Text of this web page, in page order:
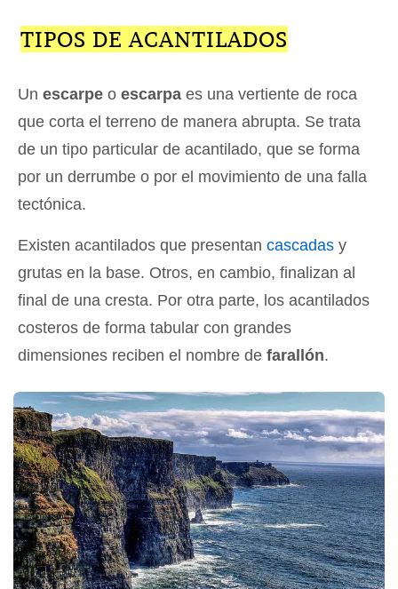
TIPOS DE ACANTILADOS
Un escarpe o escarpa es una vertiente de roca
que corta el terreno de manera abrupta. Se trata
de un tipo particular de acantilado, que se forma
por un derrumbe o por el movimiento de una falla
tectónica.
Existen acantilados que presentan cascadas y
grutas en la base. Otros, en cambio, finalizan al
final de una cresta. Por otra parte, los acantilados
costeros de forma tabular con grandes
dimensiones reciben el nombre de farallón.